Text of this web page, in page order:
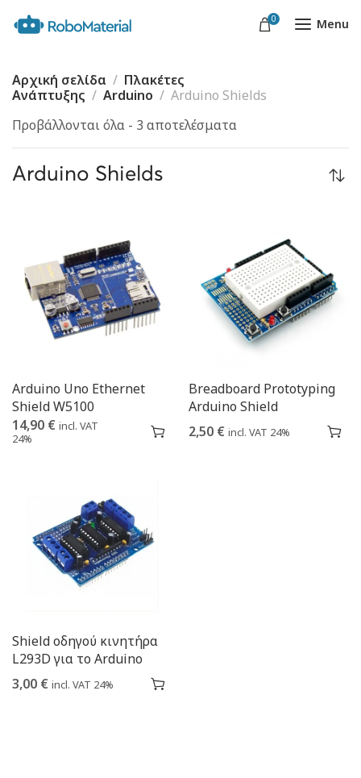
0 Menu
Αρχική σελίδα
Πλακέτες
Ανάπτυξης
Arduino
Arduino Shields
Προβάλλονται όλα - 3 αποτελέσματα
Arduino Shields
Arduino Uno Ethernet
Shield W5100
14,90 € incl. VAT
24%
Breadboard Prototyping
Arduino Shield
2,50 € incl. VAT 24%
Shield οδηγού κινητήρα
L293D για το Arduino
3,00 € incl. VAT 24%